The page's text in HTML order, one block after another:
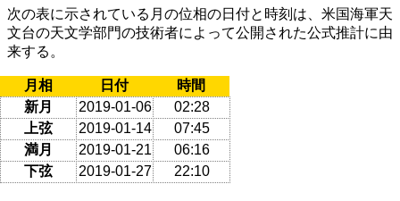
次の表に示されている月の位相の日付と時刻は、米国海軍天
文台の天文学部門の技術者によって公開された公式推計に由
来する。
月相 日付
時間
新月
2019-01-06
02:28
上弦
2019-01-14
07:45
満月
2019-01-21
06:16
下弦
2019-01-27 22:10